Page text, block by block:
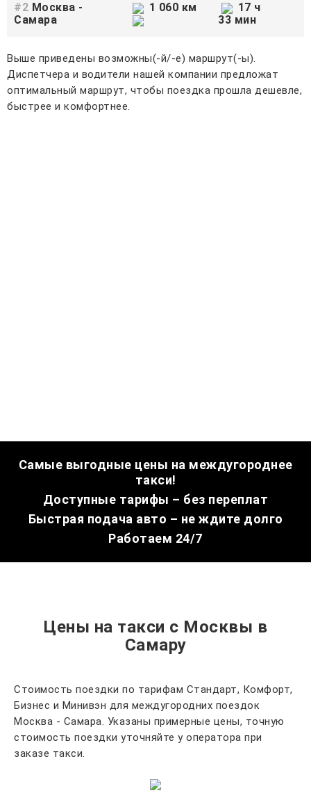
#2 Москва -
Самара
1 060 км
17 ч
33 мин
Выше приведены возможны(-й/-е) маршрут(-ы).
Диспетчера и водители нашей компании предложат
оптимальный маршрут, чтобы поездка прошла дешевле,
быстрее и комфортнее.
Самые выгодные цены на междугороднее
такси!
Доступные тарифы – без переплат
Быстрая подача авто – не ждите долго
Работаем 24/7
Цены на такси с Москвы в
Самару
Стоимость поездки по тарифам Стандарт, Комфорт,
Бизнес и Минивэн для междугородних поездок
Москва - Самара. Указаны примерные цены, точную
стоимость поездки уточняйте у оператора при
заказе такси.